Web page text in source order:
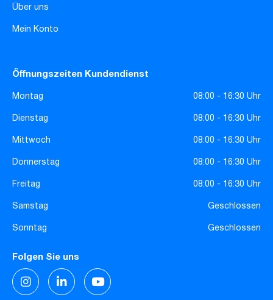
Über uns
Mein Konto
Öffnungszeiten Kundendienst
Montag
08:00 - 16:30 Uhr
Dienstag
08:00 - 16:30 Uhr
Mittwoch
08:00 - 16:30 Uhr
Donnerstag
08:00 - 16:30 Uhr
Freitag
08:00 - 16:30 Uhr
Samstag
Geschlossen
Sonntag
Geschlossen
Folgen Sie uns